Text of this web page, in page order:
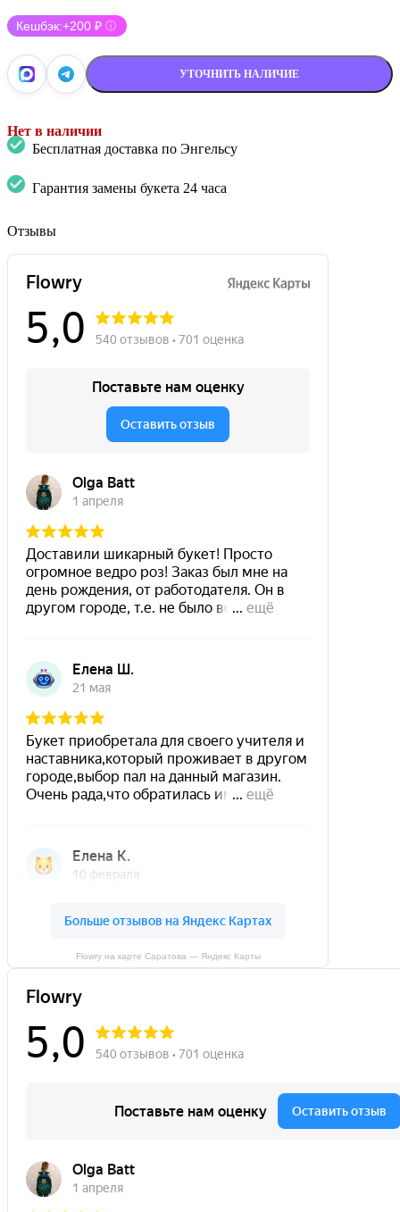
Кешбэк:+200 ₽ ⓘ
УТОЧНИТЬ НАЛИЧИЕ
Нет в наличии
Бесплатная доставка по Энгельсу
Гарантия замены букета 24 часа
Отзывы
Flowry на карте Саратова — Яндекс Карты